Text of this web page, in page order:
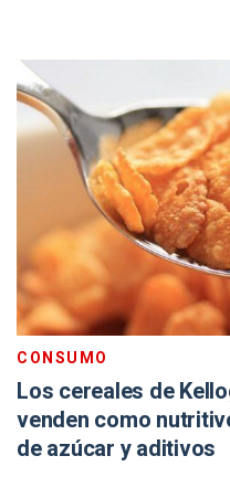
CONSUMO
Los cereales de
venden como
de azúcar y aditivos